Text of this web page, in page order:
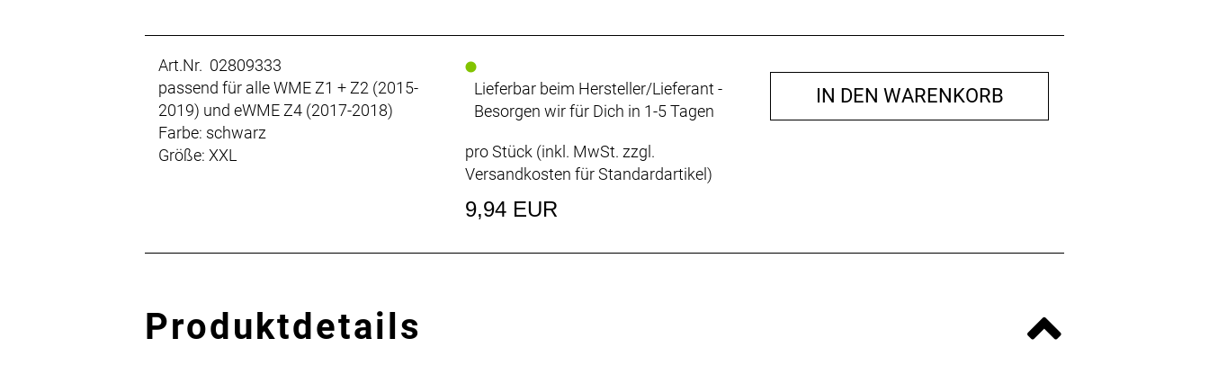
Art.Nr. 02809333
passend für alle WME Z1 + Z2 (2015-
2019) und eWME Z4 (2017-2018)
Farbe: schwarz
Größe: XXL
Lieferbar beim Hersteller/Lieferant -
Besorgen wir für Dich in 1-5 Tagen
pro Stück (inkl. MwSt. zzgl.
Versandkosten für Standardartikel)
9,94 EUR
IN DEN WARENKORB
Produktdetails